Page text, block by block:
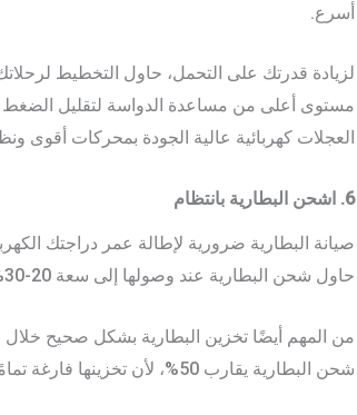
أسرع.
لزيادة قدرتك على التحمل، حاول التخطيط
مستوى أعلى من مساعدة الدواسة لتقليل الضغط
العجلات كهربائية عالية الجودة بمحركات أقوى
6. اشحن البطارية بانتظام
صيانة البطارية ضرورية لإطالة عمر دراجتك
حاول شحن البطارية عند وصولها إلى سعة 20-30% تقريبًا، وافصلها عن الكهرباء بمجرد اكتمال شحنها لتجنب الشحن الزائد.
من المهم أيضًا تخزين البطارية بشكل صحيح خلال
شحن البطارية يقارب 50%، لأن تخزينها فارغة تمامًا أو مشحونة بالكامل قد يؤدي إلى إتلاف الخلايا.